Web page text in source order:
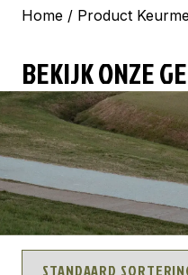
Home / Product
BEKIJK ONZE